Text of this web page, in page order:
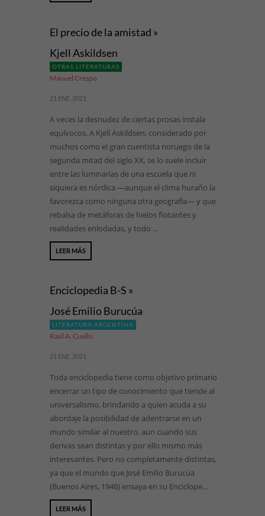
El precio de la amistad »
Kjell Askildsen
OTRAS LITERATURAS
Manuel Crespo
21 ENE, 2021
A veces la desnudez de ciertas prosas instala
equívocos. A Kjell Askildsen, considerado por
muchos como el gran cuentista noruego de la
segunda mitad del siglo XX, se lo suele incluir
entre las luminarias de una escuela que ni
siquiera es nórdica —aunque el clima huraño la
favorezca como ninguna otra geografía— y que
rebalsa de metáforas de hielos flotantes y
realidades enlodadas, y todo ...
LEER MÁS
Enciclopedia B-S »
José Emilio Burucúa
LITERATURA ARGENTINA
Raúl A. Cuello
21 ENE, 2021
Toda enciclopedia tiene como objetivo primario
encerrar un tipo de conocimiento que tiende al
universalismo, brindando a quien acuda a su
abordaje la posibilidad de adentrarse en un
mundo similar al nuestro, aun cuando sus
derivas sean distintas y por ello mismo más
interesantes. Pero no completamente distintas,
ya que el mundo que José Emilio Burucúa
(Buenos Aires, 1946) ensaya en su Enciclope...
LEER MÁS